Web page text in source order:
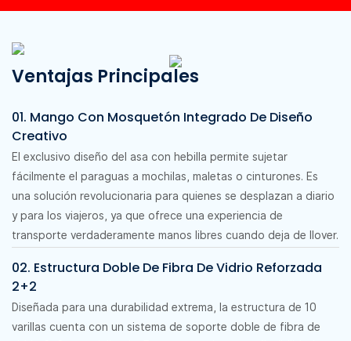
Ventajas Principales
01. Mango Con Mosquetón Integrado De Diseño
Creativo
El exclusivo diseño del asa con hebilla permite sujetar
fácilmente el paraguas a mochilas, maletas o cinturones. Es
una solución revolucionaria para quienes se desplazan a diario
y para los viajeros, ya que ofrece una experiencia de
transporte verdaderamente manos libres cuando deja de llover.
02. Estructura Doble De Fibra De Vidrio Reforzada
2+2
Diseñada para una durabilidad extrema, la estructura de 10
varillas cuenta con un sistema de soporte doble de fibra de